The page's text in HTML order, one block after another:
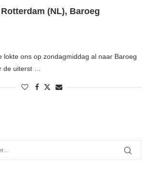
Rotterdam (NL), Baroeg
lokte ons op zondagmiddag al naar Baroeg
de uiterst …